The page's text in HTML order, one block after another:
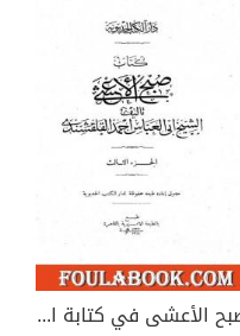
صبح الأعشى في كتابة الإنشا - الجزء الثالث: تابع المقالة الأولى - المقالة الثانية